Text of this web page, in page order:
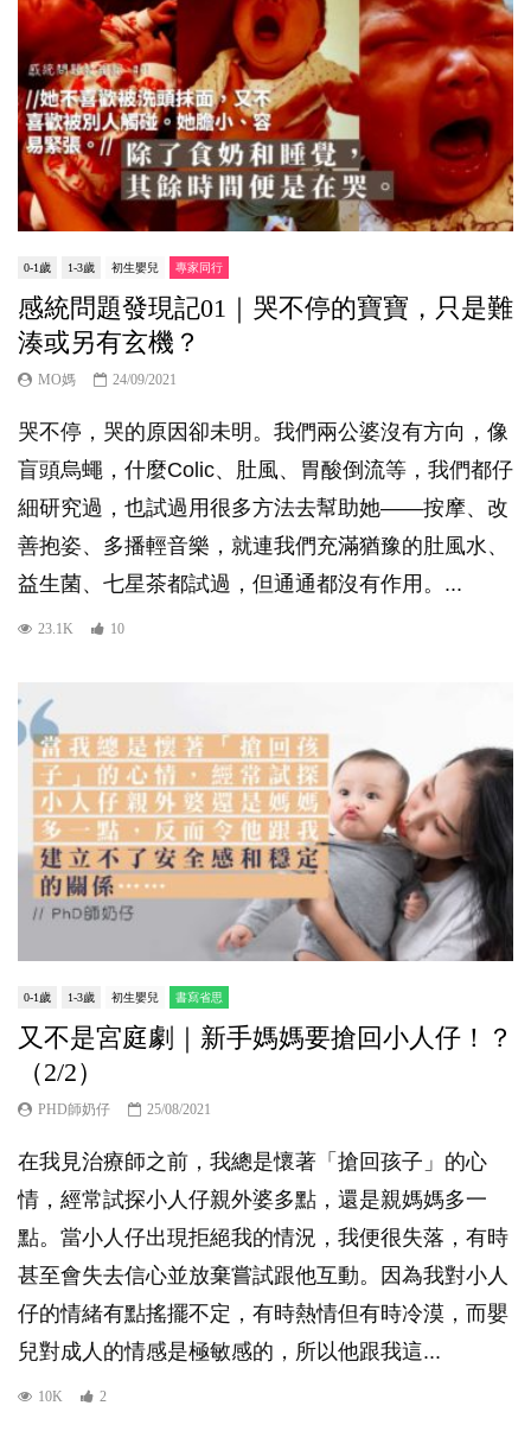
0-1歲 1-3歲 初生嬰兒 專家同行
感統問題發現記01｜哭不停的寶寶，只是難
湊或另有玄機？
MO媽 24/09/2021
哭不停，哭的原因卻未明。我們兩公婆沒有方向，像
盲頭烏蠅，什麼Colic、肚風、胃酸倒流等，我們都仔
細研究過，也試過用很多方法去幫助她——按摩、改
善抱姿、多播輕音樂，就連我們充滿猶豫的肚風水、
益生菌、七星茶都試過，但通通都沒有作用。...
23.1K 10
0-1歲 1-3歲 初生嬰兒 書寫省思
又不是宮庭劇｜新手媽媽要搶回小人仔！？
（2/2）
PHD師奶仔 25/08/2021
在我見治療師之前，我總是懷著「搶回孩子」的心
情，經常試探小人仔親外婆多點，還是親媽媽多一
點。當小人仔出現拒絕我的情況，我便很失落，有時
甚至會失去信心並放棄嘗試跟他互動。因為我對小人
仔的情緒有點搖擺不定，有時熱情但有時冷漠，而嬰
兒對成人的情感是極敏感的，所以他跟我這...
10K 2